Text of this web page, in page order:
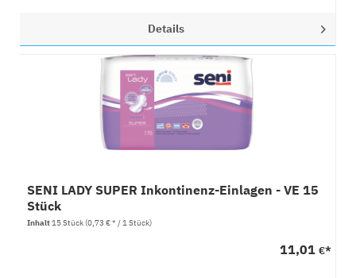
Details
SENI LADY SUPER Inkontinenz-Einlagen - VE 15
Stück
Inhalt15 Stück(0,73 € * / 1 Stück)
11,01 €*